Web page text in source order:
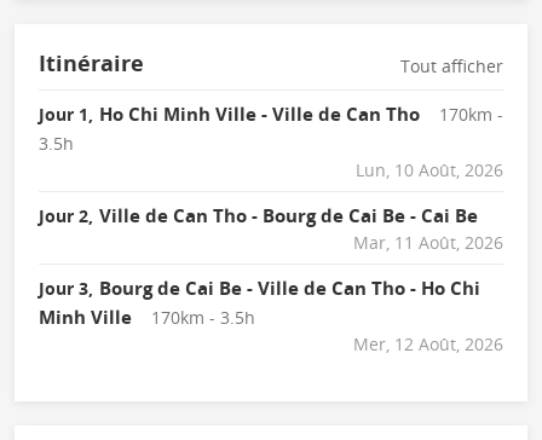
Itinéraire Tout afficher
Jour 1, Ho Chi Minh Ville - Ville de Can Tho
170km -
3.5h
Lun, 10 Août, 2026
Jour 2, Ville de Can Tho - Bourg de Cai Be - Cai Be
Mar, 11 Août, 2026
Jour 3, Bourg de Cai Be - Ville de Can Tho - Ho Chi
Minh Ville
170km - 3.5h
Mer, 12 Août, 2026